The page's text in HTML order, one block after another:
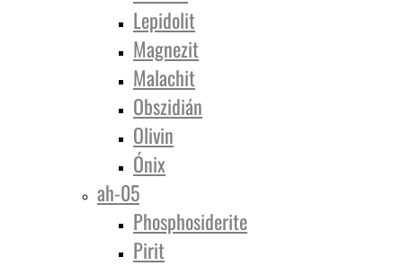
Lepidolit
Magnezit
Malachit
Obszidián
Olivin
Ónix
ah-05
Phosphosiderite
Pirit